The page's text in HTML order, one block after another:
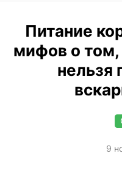
Питание
мифов о том,
нельзя
9